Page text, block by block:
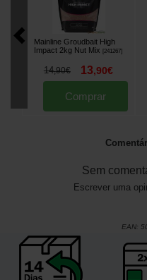
Mainline Groudbait High
Impact 2kg Nut Mix
[241267]
14,90€ 13,90€
Comprar
Sem
Escrever uma
EAN: